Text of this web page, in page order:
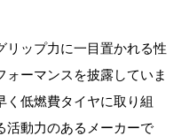
リップ力に一目置かれる性
ーマンスを披露していま
く低燃費タイヤに取り組
活動力のあるメーカーで